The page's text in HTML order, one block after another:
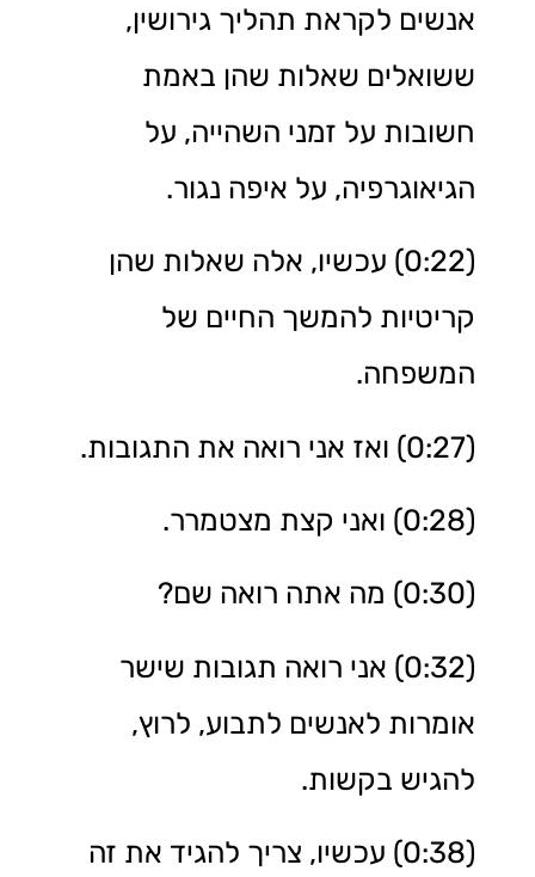
אנשים לקראת תהליך גירושין,
ששואלים שאלות שהן באמת
חשובות על זמני השהייה, על
הגיאוגרפיה, על איפה נגור.
(0:22) עכשיו, אלה שאלות שהן
קריטיות להמשך החיים של
המשפחה.
(0:27) ואז אני רואה את התגובות.
(0:28) ואני קצת מצטמרר.
(0:30) מה אתה רואה שם?
(0:32) אני רואה תגובות שישר
אומרות לאנשים לתבוע, לרוץ,
להגיש בקשות.
(0:38) עכשיו, צריך להגיד את זה